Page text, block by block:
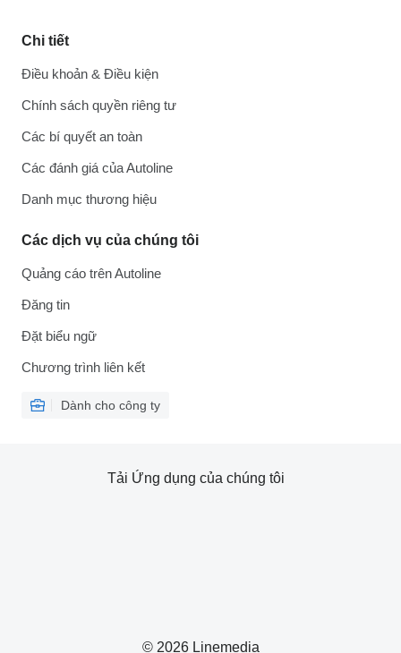
Chi tiết
Điều khoản & Điều kiện
Chính sách quyền riêng tư
Các bí quyết an toàn
Các đánh giá của Autoline
Danh mục thương hiệu
Các dịch vụ của chúng tôi
Quảng cáo trên Autoline
Đăng tin
Đặt biểu ngữ
Chương trình liên kết
Dành cho công ty
© 2026 Linemedia
Tải Ứng dụng của chúng tôi